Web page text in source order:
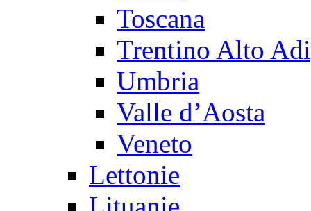
Toscana
Trentino Alto
Umbria
Valle d’Aosta
Veneto
Lettonie